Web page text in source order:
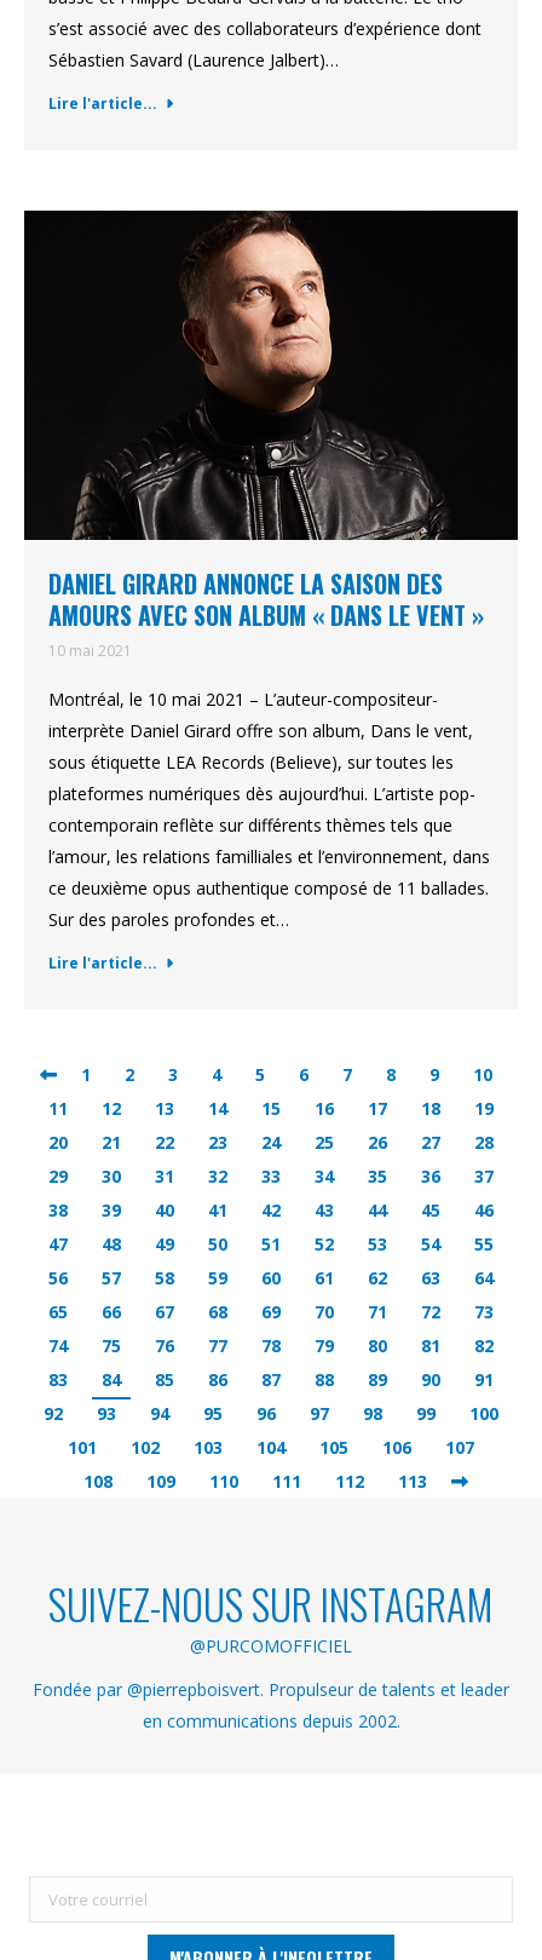
s’est associé avec des collaborateurs d’expérience dont
Sébastien Savard (Laurence Jalbert)…
Lire l'article...
DANIEL GIRARD ANNONCE LA SAISON DES
AMOURS AVEC SON ALBUM « DANS LE VENT »
10 mai 2021
Montréal, le 10 mai 2021 – L’auteur-compositeur-
interprète Daniel Girard offre son album, Dans le vent,
sous étiquette LEA Records (Believe), sur toutes les
plateformes numériques dès aujourd’hui. L’artiste pop-
contemporain reflète sur différents thèmes tels que
l’amour, les relations familliales et l’environnement, dans
ce deuxième opus authentique composé de 11 ballades.
Sur des paroles profondes et…
Lire l'article...
1 2 3 4 5 6 7 8 9
10
11
12 13 14 15 16 17 18
19
20
21 22 23 24 25 26 27
28
29
30 31 32 33 34 35 36
37
38
39 40 41 42 43 44 45
46
47
48 49 50 51 52 53 54
55
56
57 58 59 60 61 62 63
64
65
66 67 68 69 70 71 72
73
74
75 76 77 78 79 80 81
82
83
84 85 86 87 88 89 90
91
92
93 94 95 96 97 98 99
100
101
102 103 104 105 106
107
108
109 110 111 112 113
SUIVEZ-NOUS SUR INSTAGRAM
@PURCOMOFFICIEL
Fondée par @pierrepboisvert. Propulseur de talents et leader
en communications depuis 2002.